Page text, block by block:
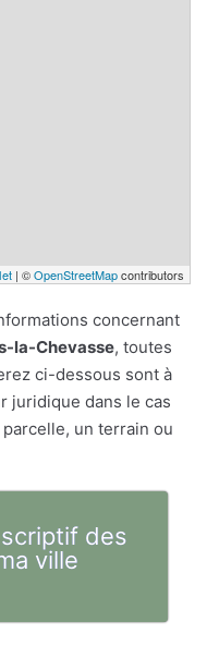
| ©OpenStreetMapcontributors
concernant
la-Chevasse, toutes
ci-dessous sont à
juridique dans le cas
un terrain ou
des
ville